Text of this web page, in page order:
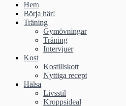
Hem
Börja här!
Träning
Gymövningar
Träning
Intervjuer
Kost
Kostillskott
Nyttiga recept
Hälsa
Livsstil
Kroppsideal